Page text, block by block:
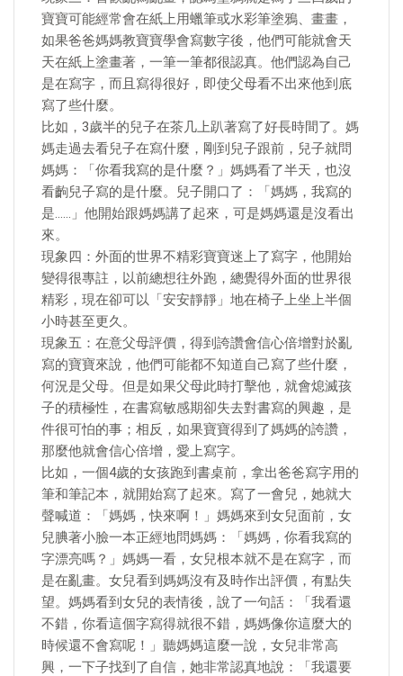
寶寶可能經常會在紙上用蠟筆或水彩筆塗鴉、畫畫，
如果爸爸媽媽教寶寶學會寫數字後，他們可能就會天
天在紙上塗畫著，一筆一筆都很認真。他們認為自己
是在寫字，而且寫得很好，即使父母看不出來他到底
寫了些什麼。
比如，3歲半的兒子在茶几上趴著寫了好長時間了。媽
媽走過去看兒子在寫什麼，剛到兒子跟前，兒子就問
媽媽：「你看我寫的是什麼？」媽媽看了半天，也沒
看齣兒子寫的是什麼。兒子開口了：「媽媽，我寫的
是……」他開始跟媽媽講了起來，可是媽媽還是沒看出
來。
現象四：外面的世界不精彩寶寶迷上了寫字，他開始
變得很專註，以前總想往外跑，總覺得外面的世界很
精彩，現在卻可以「安安靜靜」地在椅子上坐上半個
小時甚至更久。
現象五：在意父母評價，得到誇讚會信心倍增對於亂
寫的寶寶來說，他們可能都不知道自己寫了些什麼，
何況是父母。但是如果父母此時打擊他，就會熄滅孩
子的積極性，在書寫敏感期卻失去對書寫的興趣，是
件很可怕的事；相反，如果寶寶得到了媽媽的誇讚，
那麼他就會信心倍增，愛上寫字。
比如，一個4歲的女孩跑到書桌前，拿出爸爸寫字用的
筆和筆記本，就開始寫了起來。寫了一會兒，她就大
聲喊道：「媽媽，快來啊！」媽媽來到女兒面前，女
兒腆著小臉一本正經地問媽媽：「媽媽，你看我寫的
字漂亮嗎？」媽媽一看，女兒根本就不是在寫字，而
是在亂畫。女兒看到媽媽沒有及時作出評價，有點失
望。媽媽看到女兒的表情後，說了一句話：「我看還
不錯，你看這個字寫得就很不錯，媽媽像你這麼大的
時候還不會寫呢！」聽媽媽這麼一說，女兒非常高
興，一下子找到了自信，她非常認真地說：「我還要